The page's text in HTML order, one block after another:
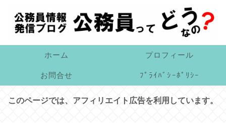
ホーム プロフィール
お問合せ ﾌﾟﾗｲﾊﾞｼｰﾎﾟﾘｼｰ
このページでは、アフィリエイト広告を利用しています。